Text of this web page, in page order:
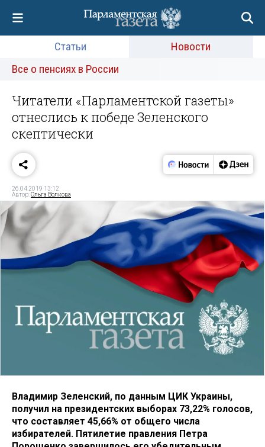
Статьи
Новости
Все о пенсиях в России
Читатели «Парламентской газеты»
отнеслись к победе Зеленского
скептически
26.04.2019 13:12
Автор:Ольга Волкова
Владимир Зеленский, по данным ЦИК Украины,
получил на президентских выборах 73,22% голосов,
что составляет 45,66% от общего числа
избирателей. Пятилетие правления Петра